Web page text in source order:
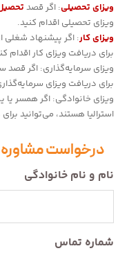
ویزای تحصیلی: اگر قصد
ویزای تحصیلی اقدام کنید.
ویزای کار: اگر پیشنهاد شغلی
برای دریافت ویزای کار اقدام
ویزای سرمایه‌گذاری: اگر قصد
برای دریافت ویزای
ویزای خانوادگی: اگر همسر یا
استرالیا هستند، می‌توانید
درخواست
نام و نام خانوادگی
شماره تماس